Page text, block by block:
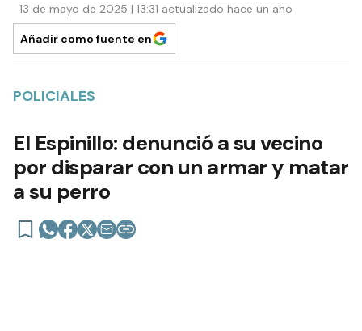
13 de mayo de 2025 | 13:31 actualizado hace un año
Añadir como fuente en
POLICIALES
El Espinillo: denunció a su vecino
por disparar con un armar y matar
a su perro